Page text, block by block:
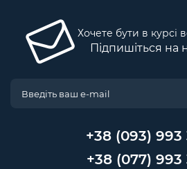
Хочете бути в курсі
Підпишіться на
+38 (093) 993
+38 (077) 993